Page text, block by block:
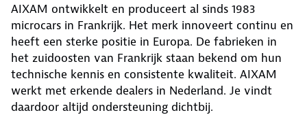
AIXAM ontwikkelt en produceert al sinds 1983
microcars in Frankrijk. Het merk innoveert continu en
heeft een sterke positie in Europa. De fabrieken in
het zuidoosten van Frankrijk staan bekend om hun
technische kennis en consistente kwaliteit. AIXAM
werkt met erkende dealers in Nederland. Je vindt
daardoor altijd ondersteuning dichtbij.